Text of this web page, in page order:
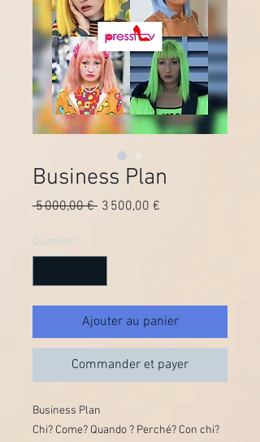
Business Plan
5 000,00 € Prix original
3 500,00 €
Quantité *
Ajouter au panier
Commander et payer
Business Plan
Chi? Come? Quando ? Perché? Con chi?